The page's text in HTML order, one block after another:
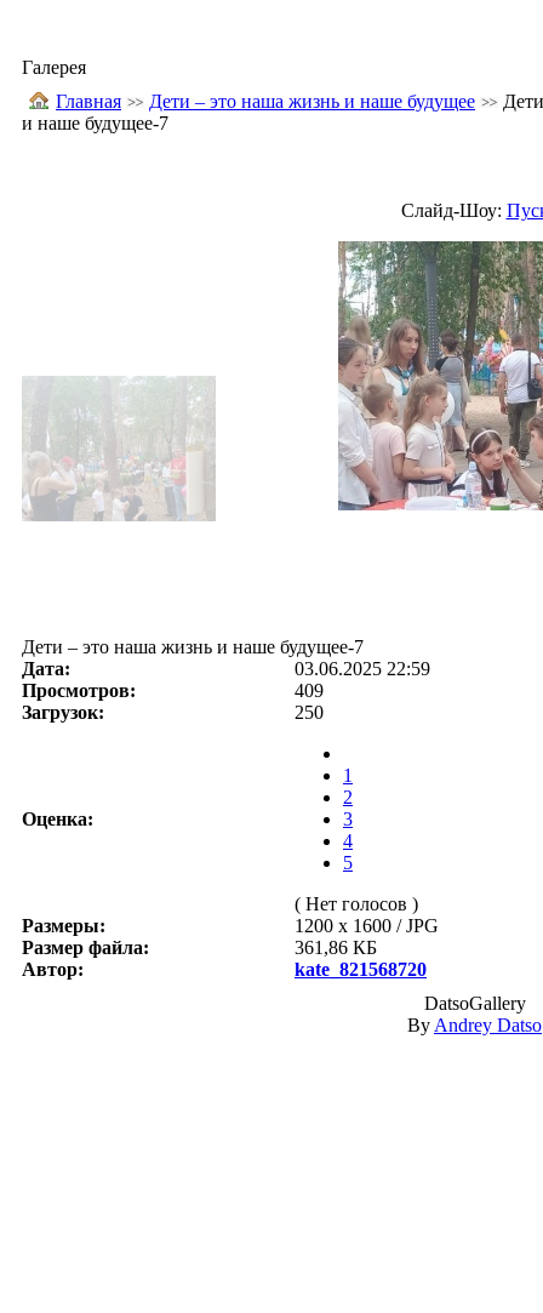
Галерея
Главная
Дети – это наша жизнь и наше будущее
и наше будущее-7
Слайд-Шоу:
Дети – это наша жизнь и наше будущее-7
Дата:
03.06.2025 22:59
Просмотров:
409
Загрузок:
250
Оценка:
1
2
3
4
5
( Нет голосов )
Размеры:
1200 x 1600 / JPG
Размер файла:
361,86 КБ
Автор:
kate_821568720
DatsoGallery
By Andrey Datso